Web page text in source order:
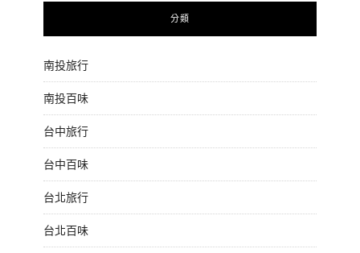
分類
南投旅行
南投百味
台中旅行
台中百味
台北旅行
台北百味